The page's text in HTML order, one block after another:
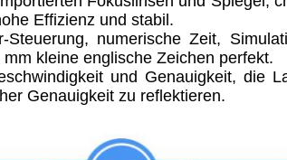
Effizienz und stabil.
Steuerung, numerische Zeit,
kleine englische Zeichen perfekt.
und Genauigkeit, die
Genauigkeit zu reflektieren.